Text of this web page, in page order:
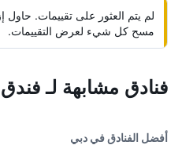
لم يتم العثور على تقييمات. حاول
مسح كل شيء لعرض التقييمات.
فنادق مشابهة لـ فندق
أفضل الفنادق في دبي